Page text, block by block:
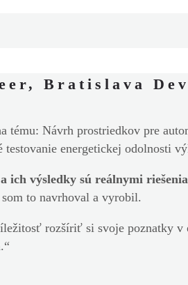
Bratislava
tému: Návrh prostriedkov pre
energetickej odolnosti
ich výsledky sú reálnymi
to navrhoval a vyrobil.
rozšíriť si svoje